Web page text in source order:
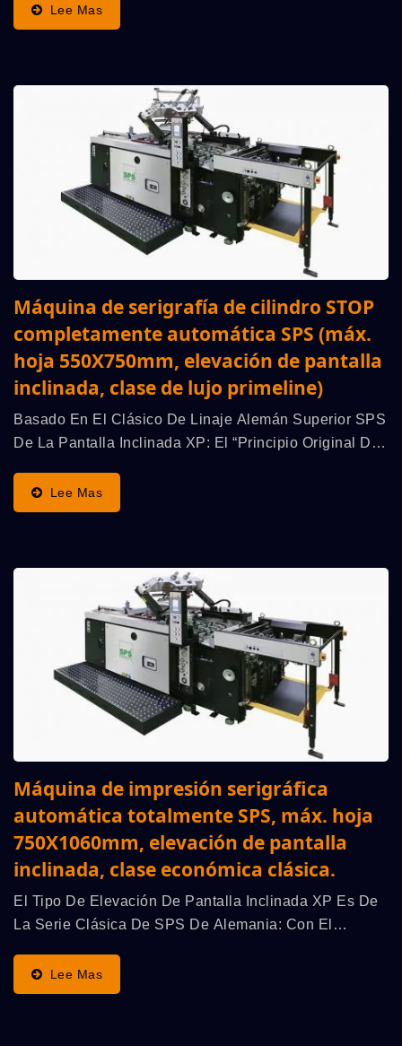
Fijación Completa De La Junta En La Mesa Durante...
Lee Mas
Máquina de serigrafía de cilindro STOP
completamente automática SPS (máx.
hoja 550X750mm, elevación de pantalla
inclinada, clase de lujo primeline)
Basado En El Clásico De Linaje Alemán Superior SPS
De La Pantalla Inclinada XP: El “Principio Original Del
Ejecución Más Alta, Calidad De Impresión,...
Lee Mas
Máquina de impresión serigráfica
automática totalmente SPS, máx. hoja
750X1060mm, elevación de pantalla
inclinada, clase económica clásica.
El Tipo De Elevación De Pantalla Inclinada XP Es De
La Serie Clásica De SPS De Alemania: Con El
SPS", Demuestra La Mayor Velocidad De
Funcionamiento,...
Lee Mas